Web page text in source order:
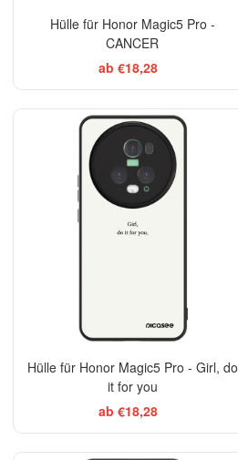
Hülle für Honor Magic5 Pro -
CANCER
ab €18,28
Hülle für Honor Magic5 Pro - Girl, do
it for you
ab €18,28